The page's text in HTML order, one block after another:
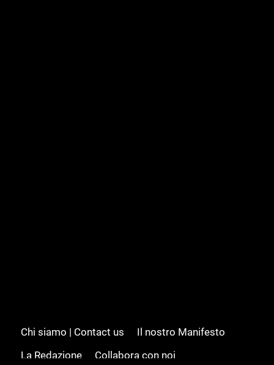
Chi siamo | Contact us
Il nostro Manifesto
La Redazione
Collabora con noi